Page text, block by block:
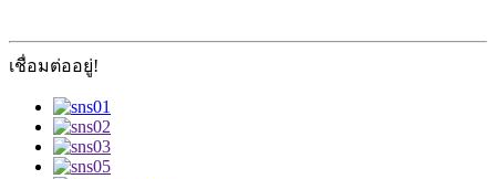
เชื่อมต่ออยู่!